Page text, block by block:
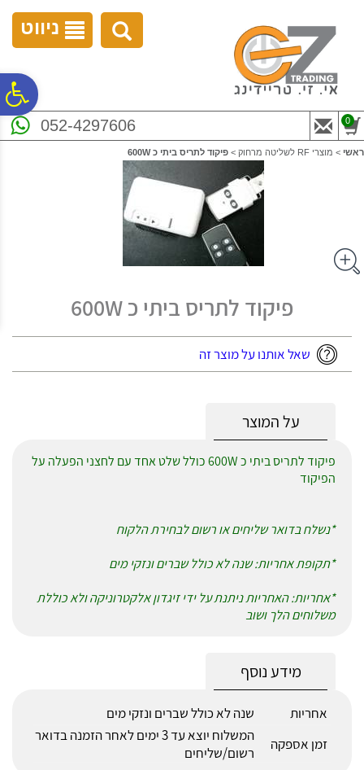
נגישות
ניווט
052-4297606 0
ראשי > מוצרי RF לשליטה מרחוק > פיקוד לתריס ביתי כ 600W
פיקוד לתריס ביתי כ 600W
שאל אותנו על מוצר זה
על המוצר
פיקוד לתריס ביתי כ 600W כולל שלט אחד עם לחצני הפעלה על
הפיקוד
*נשלח בדואר שליחים או רשום לבחירת הלקוח
*תקופת אחריות: שנה לא כולל שברים ונזקי מים
*אחריות: האחריות ניתנת על ידי זיגדון אלקטרוניקה ולא כוללת
משלוחים הלך ושוב
מידע נוסף
אחריות
שנה לא כולל שברים ונזקי מים
זמן אספקה
המשלוח יוצא עד 3 ימים לאחר הזמנה בדואר
רשום/שליחים